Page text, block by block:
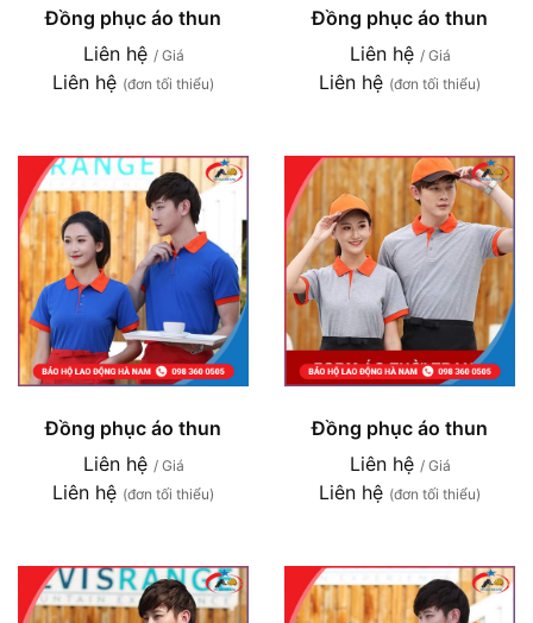
Đồng phục áo thun
Liên hệ / Giá
Liên hệ (đơn tối thiểu)
Đồng phục áo thun
Liên hệ / Giá
Liên hệ (đơn tối thiểu)
Đồng phục áo thun
Liên hệ / Giá
Liên hệ (đơn tối thiểu)
Đồng phục áo thun
Liên hệ / Giá
Liên hệ (đơn tối thiểu)